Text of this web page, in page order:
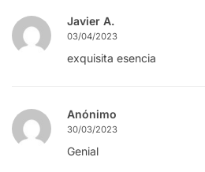
Javier A.
03/04/2023
exquisita esencia
Anónimo
30/03/2023
Genial